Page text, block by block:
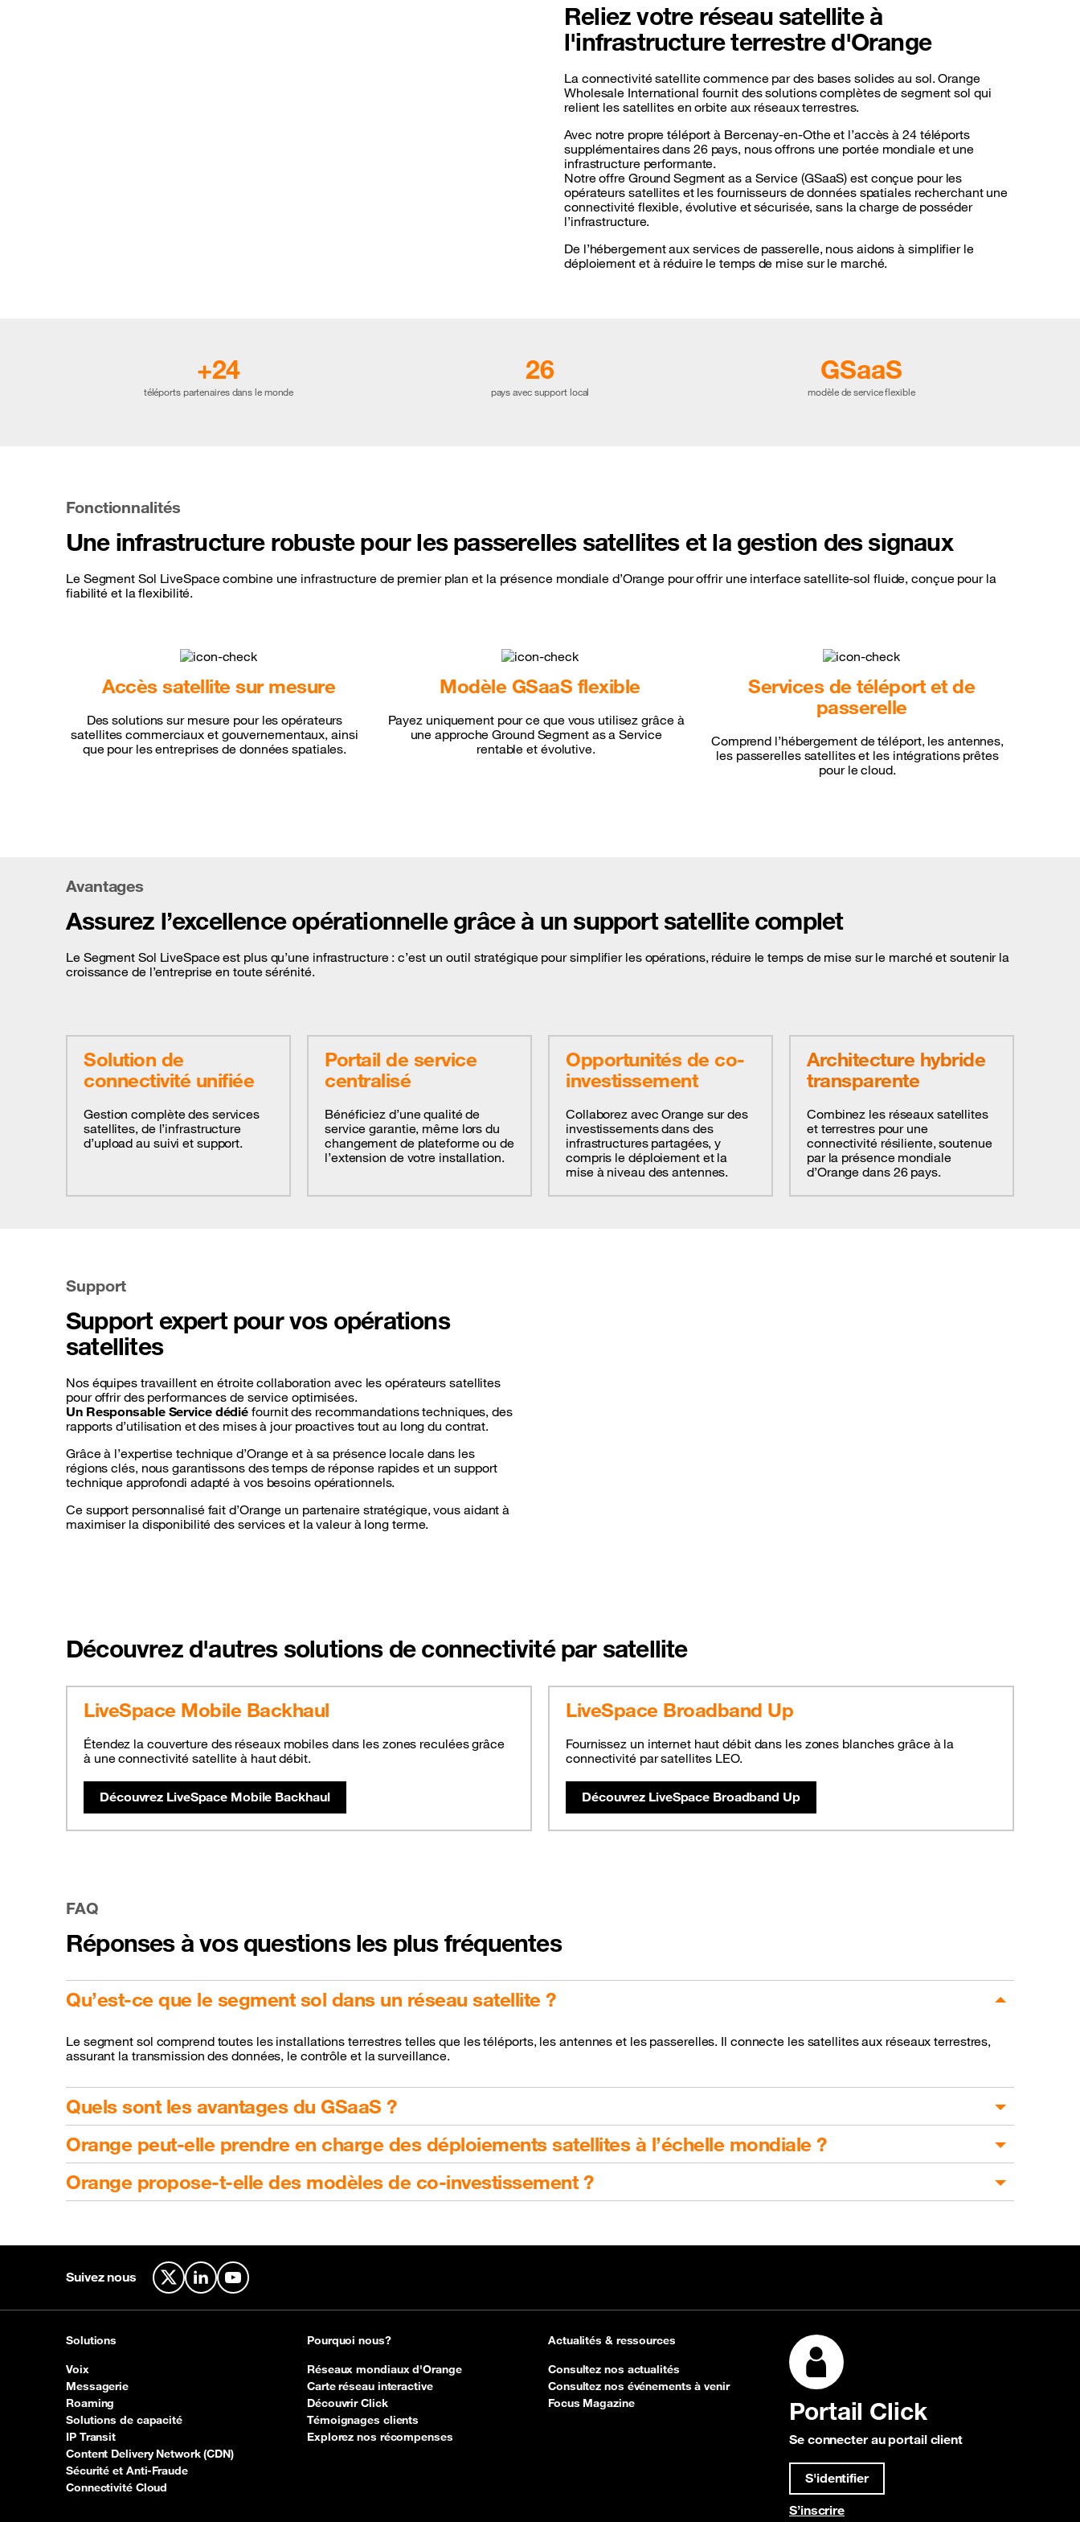
Reliez votre réseau satellite à
l'infrastructure terrestre d'Orange
La connectivité satellite commence par des bases solides au sol. Orange
Wholesale International fournit des solutions complètes de segment sol qui
relient les satellites en orbite aux réseaux terrestres.
Avec notre propre téléport à Bercenay-en-Othe et l’accès à 24 téléports
supplémentaires dans 26 pays, nous offrons une portée mondiale et une
infrastructure performante.
Notre offre Ground Segment as a Service (GSaaS) est conçue pour les
opérateurs satellites et les fournisseurs de données spatiales recherchant une
connectivité flexible, évolutive et sécurisée, sans la charge de posséder
l’infrastructure.
De l’hébergement aux services de passerelle, nous aidons à simplifier le
déploiement et à réduire le temps de mise sur le marché.
+24
téléports partenaires dans le monde
26
pays avec support local
GSaaS
modèle de service flexible
Fonctionnalités
Une infrastructure robuste pour les passerelles satellites et la gestion des signaux
Le Segment Sol LiveSpace combine une infrastructure de premier plan et la présence mondiale d’Orange pour offrir une interface satellite-sol fluide, conçue pour la
fiabilité et la flexibilité.
Accès satellite sur mesure
Des solutions sur mesure pour les opérateurs
satellites commerciaux et gouvernementaux, ainsi
que pour les entreprises de données spatiales.
Modèle GSaaS flexible
Payez uniquement pour ce que vous utilisez grâce à
une approche Ground Segment as a Service
rentable et évolutive.
Services de téléport et de
passerelle
Comprend l’hébergement de téléport, les antennes,
les passerelles satellites et les intégrations prêtes
pour le cloud.
Avantages
Assurez l’excellence opérationnelle grâce à un support satellite complet
Le Segment Sol LiveSpace est plus qu’une infrastructure : c’est un outil stratégique pour simplifier les opérations, réduire le temps de mise sur le marché et soutenir la
croissance de l’entreprise en toute sérénité.
Solution de
connectivité unifiée
Gestion complète des services
satellites, de l’infrastructure
d’upload au suivi et support.
Portail de service
centralisé
Bénéficiez d’une qualité de
service garantie, même lors du
changement de plateforme ou de
l’extension de votre installation.
Opportunités de co-
investissement
Collaborez avec Orange sur des
investissements dans des
infrastructures partagées, y
compris le déploiement et la
mise à niveau des antennes.
Architecture hybride
transparente
Combinez les réseaux satellites
et terrestres pour une
connectivité résiliente, soutenue
par la présence mondiale
d’Orange dans 26 pays.
Support
Support expert pour vos opérations
satellites
Nos équipes travaillent en étroite collaboration avec les opérateurs satellites
pour offrir des performances de service optimisées.
Un Responsable Service dédié fournit des recommandations techniques, des
rapports d’utilisation et des mises à jour proactives tout au long du contrat.
Grâce à l’expertise technique d’Orange et à sa présence locale dans les
régions clés, nous garantissons des temps de réponse rapides et un support
technique approfondi adapté à vos besoins opérationnels.
Ce support personnalisé fait d’Orange un partenaire stratégique, vous aidant à
maximiser la disponibilité des services et la valeur à long terme.
Découvrez d'autres solutions de connectivité par satellite
LiveSpace Mobile Backhaul
Étendez la couverture des réseaux mobiles dans les zones reculées grâce
à une connectivité satellite à haut débit.
Découvrez LiveSpace Mobile Backhaul
LiveSpace Broadband Up
Fournissez un internet haut débit dans les zones blanches grâce à la
connectivité par satellites LEO.
Découvrez LiveSpace Broadband Up
FAQ
Réponses à vos questions les plus fréquentes
Qu’est-ce que le segment sol dans un réseau satellite ?
Le segment sol comprend toutes les installations terrestres telles que les téléports, les antennes et les passerelles. Il connecte les satellites aux réseaux terrestres,
assurant la transmission des données, le contrôle et la surveillance.
Quels sont les avantages du GSaaS ?
Orange peut-elle prendre en charge des déploiements satellites à l’échelle mondiale ?
Orange propose-t-elle des modèles de co-investissement ?
Suivez nous X LinkedInYouTube
Solutions
Voix
Messagerie
Roaming
Solutions de capacité
IP Transit
Content Delivery Network (CDN)
Sécurité et Anti-Fraude
Connectivité Cloud
Pourquoi nous?
Réseaux mondiaux d'Orange
Carte réseau interactive
Découvrir Click
Témoignages clients
Explorez nos récompenses
Actualités & ressources
Consultez nos actualités
Consultez nos événements à venir
Focus Magazine
Portail Click
Se connecter au portail client
S'identifier
S’inscrire